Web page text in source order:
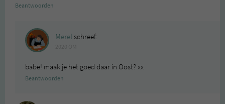
Beantwoorden
Merel schreef:
babe! maak je het goed daar in Oost? xx
Beantwoorden